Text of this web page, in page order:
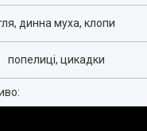
динна муха, клопи
попелиці, цикадки